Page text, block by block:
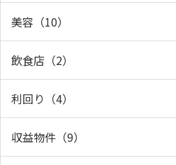
美容（10）
飲食店（2）
利回り（4）
収益物件（9）